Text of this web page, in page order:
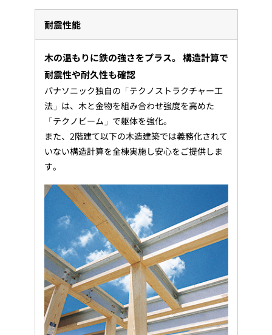
耐震性能
木の温もりに鉄の強さをプラス。 構造計算で
耐震性や耐久性も確認
パナソニック独自の「テクノストラクチャー工
法」は、木と金物を組み合わせ強度を高めた
「テクノビーム」で躯体を強化。
また、2階建て以下の木造建築では義務化されて
いない構造計算を全棟実施し安心をご提供しま
す。